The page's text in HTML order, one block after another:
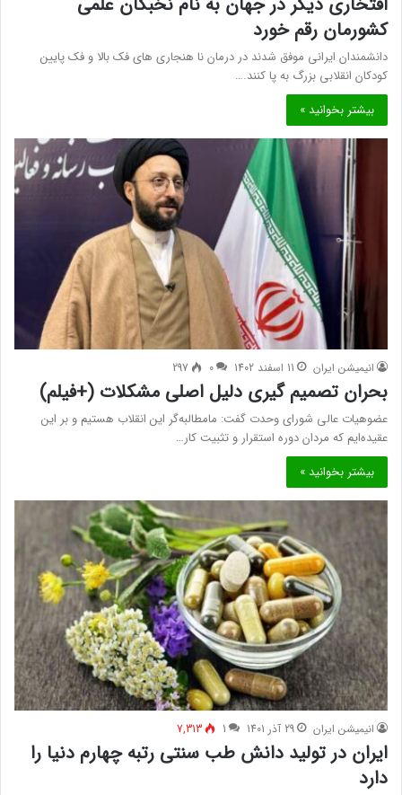
کشورمان رقم خورد
دانشمندان ایرانی موفق شدند در درمان نا هنجاری های فک بالا و فک پایین
کودکان انقلابی بزرگ به پا کنند.…
بیشتر بخوانید »
انیمیشن ایران 11 اسفند 1402 0
297
بحران تصمیم گیری دلیل اصلی مشکلات (+فیلم)
عضوهیات عالی شورای وحدت گفت: مامطالبه‌گر این انقلاب هستیم و بر این
عقیده‌ایم که مردان دوره استقرار و تثبیت کار…
بیشتر بخوانید »
انیمیشن ایران 29 آذر 1401 1
7,313
ایران در تولید دانش طب سنتی رتبه چهارم دنیا را
دارد